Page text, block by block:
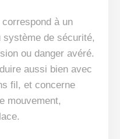
correspond à un
de sécurité,
ou danger avéré.
aussi bien avec
fil, et concerne
mouvement,